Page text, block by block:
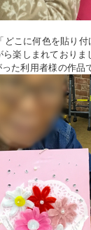
どこに何色を貼り付
ら楽しまれておりま
た利用者様の作品